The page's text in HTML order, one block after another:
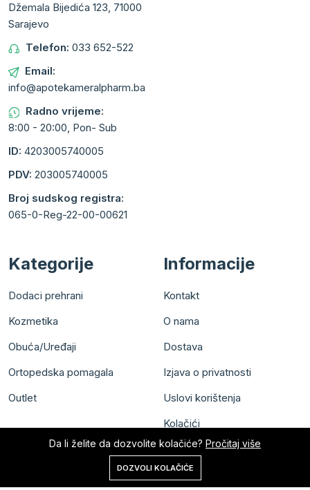
Džemala Bijedića 123, 71000
Sarajevo
Telefon: 033 652-522
Email:
info@apotekameralpharm.ba
Radno vrijeme:
8:00 - 20:00, Pon- Sub
ID: 4203005740005
PDV: 203005740005
Broj sudskog registra:
065-0-Reg-22-00-00621
Kategorije
Dodaci prehrani
Kozmetika
Obuća/Uređaji
Ortopedska pomagala
Outlet
Informacije
Kontakt
O nama
Dostava
Izjava o privatnosti
Uslovi korištenja
Kolačići
Korpa
Da li želite da dozvolite kolačiće? Pročitaj više
DOZVOLI KOLAČIĆE